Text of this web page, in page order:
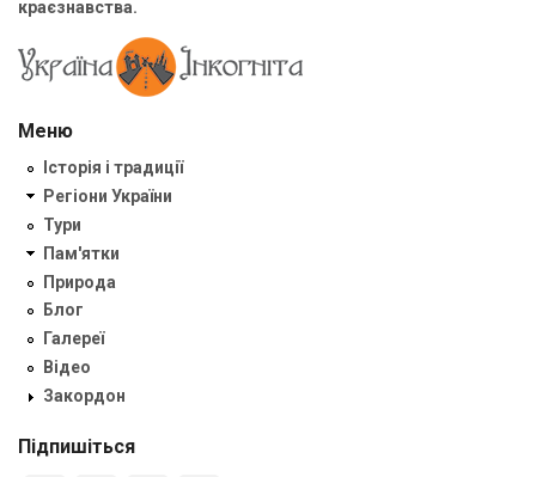
краєзнавства.
Меню
Історія і традиції
Регіони України
Тури
Пам'ятки
Природа
Блог
Галереї
Відео
Закордон
Підпишіться